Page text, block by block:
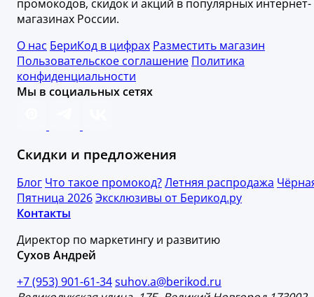
промокодов, скидок и акций в популярных интернет-
магазинах России.
О нас БериКод в цифрах Разместить магазин
Пользовательское соглашение Политика
конфиденциальности
Мы в социальных сетях
Скидки и предложения
Блог Что такое промокод?Летняя распродажа
Пятница 2026Эксклюзивы от Берикод.ру
Контакты
Директор по маркетингу и развитию
Сухов Андрей
+7 (953) 901-61-34suhov.a@berikod.ru